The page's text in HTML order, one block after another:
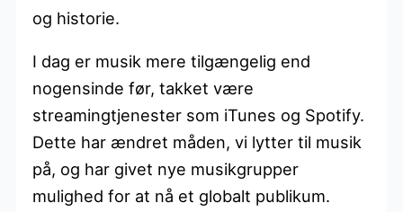
og historie.
I dag er musik mere tilgængelig end
nogensinde før, takket være
streamingtjenester som iTunes og Spotify.
Dette har ændret måden, vi lytter til musik
på, og har givet nye musikgrupper
mulighed for at nå et globalt publikum.